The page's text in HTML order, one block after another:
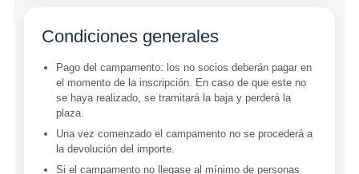
Condiciones generales
Pago del campamento: los no socios deberán pagar en
el momento de la inscripción. En caso de que este no
se haya realizado, se tramitará la baja y perderá la
plaza.
Una vez comenzado el campamento no se procederá a
la devolución del importe.
Si el campamento no llegase al mínimo de personas